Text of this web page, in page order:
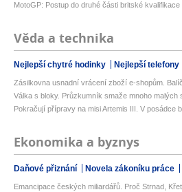
MotoGP: Postup do druhé části britské kvalifikace
Věda a technika
Nejlepší chytré hodinky Nejlepší telefony
Zásilkovna usnadní vrácení zboží e-shopům.
Válka s bloky. Průzkumník smaže mnoho malých
Pokračují přípravy na misi Artemis III. V posádce
Ekonomika a byznys
Daňové přiznání Novela zákoníku práce
Emancipace českých miliardářů. Proč Strnad,